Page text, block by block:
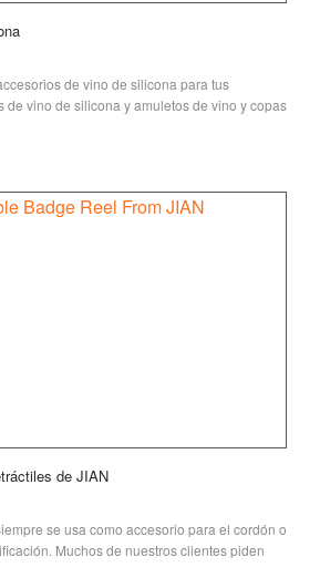
de vino de silicona para tus
de vino de silicona y amuletos de vino y copas
de JIAN
se usa como accesorio para el cordón o
Muchos de nuestros clientes piden